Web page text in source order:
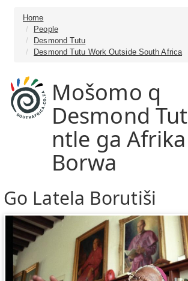
Home
People
Desmond Tutu
Desmond Tutu Work Outside South Africa
Mošomo q
Desmond
ntle ga Afrika
Borwa
Go Latela Borutiši